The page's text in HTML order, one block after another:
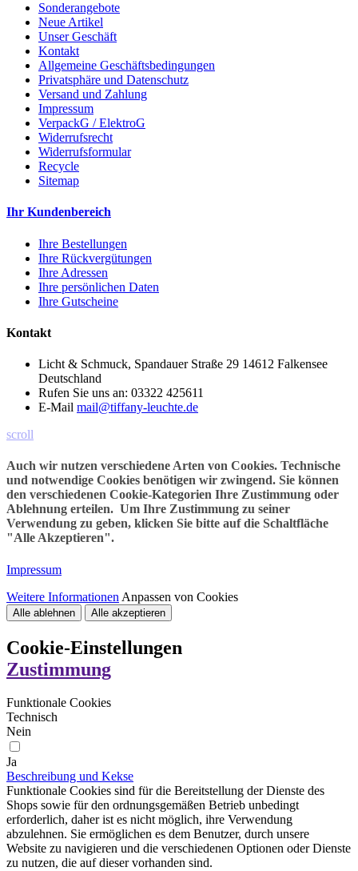
Sonderangebote
Neue Artikel
Unser Geschäft
Kontakt
Allgemeine Geschäftsbedingungen
Privatsphäre und Datenschutz
Versand und Zahlung
Impressum
VerpackG / ElektroG
Widerrufsrecht
Widerrufsformular
Recycle
Sitemap
Ihr Kundenbereich
Ihre Bestellungen
Ihre Rückvergütungen
Ihre Adressen
Ihre persönlichen Daten
Ihre Gutscheine
Kontakt
Licht & Schmuck, Spandauer Straße 29 14612 Falkensee
Deutschland
Rufen Sie uns an: 03322 425611
E-Mail mail@tiffany-leuchte.de
scroll
Auch wir nutzen verschiedene Arten von Cookies. Technische
und notwendige Cookies benötigen wir zwingend. Sie können
den verschiedenen Cookie-Kategorien Ihre Zustimmung oder
Ablehnung erteilen. Um Ihre Zustimmung zu seiner
Verwendung zu geben, klicken Sie bitte auf die Schaltfläche
"Alle Akzeptieren".
Impressum
Weitere Informationen Anpassen von Cookies
Alle ablehnen Alle akzeptieren
Cookie-Einstellungen
Zustimmung
Funktionale Cookies
Technisch
Nein
Ja
Beschreibung und Kekse
Funktionale Cookies sind für die Bereitstellung der Dienste des
Shops sowie für den ordnungsgemäßen Betrieb unbedingt
erforderlich, daher ist es nicht möglich, ihre Verwendung
abzulehnen. Sie ermöglichen es dem Benutzer, durch unsere
Website zu navigieren und die verschiedenen Optionen oder Dienste
zu nutzen, die auf dieser vorhanden sind.